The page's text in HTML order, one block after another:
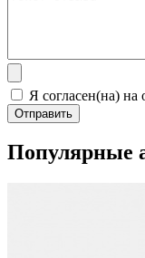
Я согласен(на) на
Отправить
Популярные